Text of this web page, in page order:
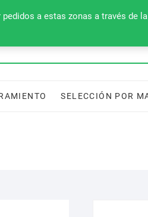
a estas zonas a través de
SELECCIÓN POR